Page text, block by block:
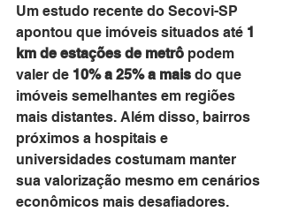
Um estudo recente do Secovi-SP
apontou que imóveis situados até 1
km de estações de metrô podem
valer de 10% a 25% a mais do que
imóveis semelhantes em regiões
mais distantes. Além disso, bairros
próximos a hospitais e
universidades costumam manter
sua valorização mesmo em cenários
econômicos mais desafiadores.